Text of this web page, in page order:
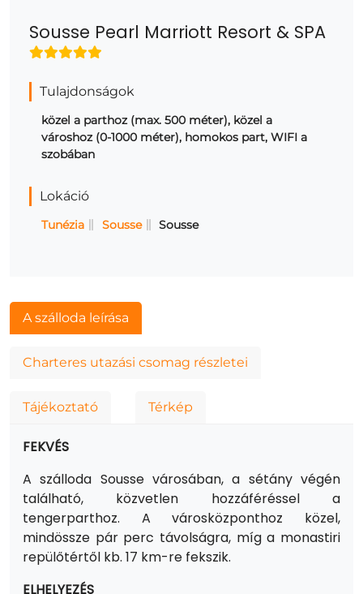
Sousse Pearl Marriott Resort & SPA
Tulajdonságok
közel a parthoz (max. 500 méter), közel a
városhoz (0-1000 méter), homokos part, WIFI a
szobában
Lokáció
Tunézia Sousse Sousse
A szálloda leírása
Charteres utazási csomag részletei
Tájékoztató Térkép
FEKVÉS
A szálloda Sousse városában, a sétány végén
található, közvetlen hozzáféréssel a
tengerparthoz. A városközponthoz közel,
mindössze pár perc távolságra, míg a monastiri
repülőtértől kb. 17 km-re fekszik.
ELHELYEZÉS